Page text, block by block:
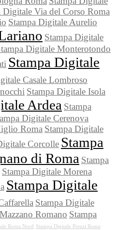
Digitale Via del Corso Roma
Stampa Digitale Aurelio
Stampa Digitale
Digitale Monterotondo
Stampa Digitale
Casale Lombroso
Stampa Digitale Isola
Ardea Stampa
Digitale Cerenova
Roma Stampa Digitale
Corcolle Stampa
di Roma Stampa
Stampa Digitale Morena
Stampa Digitale
Stampa Digitale
Romano Stampa
Roma Nord Stampa Digitale Prezzi Roma